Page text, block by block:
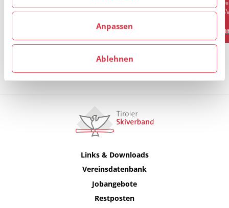
Anpassen
Ablehnen
AKAD. SKICLUB INNSBRUCK
Links & Downloads
Vereinsdatenbank
Jobangebote
Restposten